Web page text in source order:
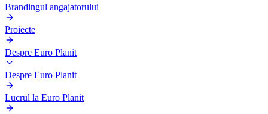
Brandingul angajatorului
Proiecte
Despre Euro Planit
Despre Euro Planit
Lucrul la Euro Planit